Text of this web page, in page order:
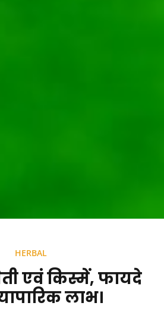
HERBAL
एवं किस्में, फायदे
लाभ।